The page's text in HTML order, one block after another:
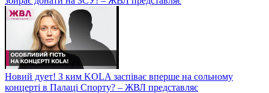
Новий дует! З ким KOLA заспіває вперше на сольному
концерті в Палаці Спорту? – ЖВЛ представляє